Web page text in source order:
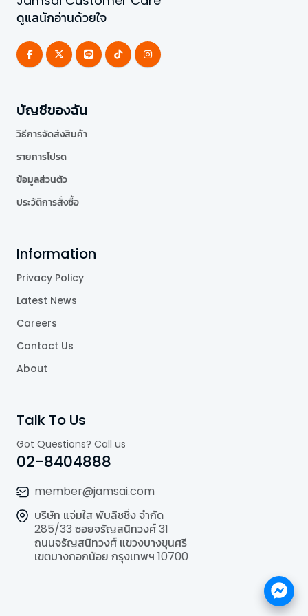
ดูแลนักอ่านด้วยใจ
บัญชีของฉัน
วิธีการจัดส่งสินค้า
รายการโปรด
ข้อมูลส่วนตัว
ประวัติการสั่งซื้อ
Information
Privacy Policy
Latest News
Careers
Contact Us
About
Talk To Us
Got Questions? Call us
02-8404888
member@jamsai.com
บริษัท แจ่มใส พับลิชชิ่ง จำกัด
285/33 ซอยจรัญสนิทวงศ์ 31
ถนนจรัญสนิทวงศ์ แขวงบางขุนศรี
เขตบางกอกน้อย กรุงเทพฯ 10700